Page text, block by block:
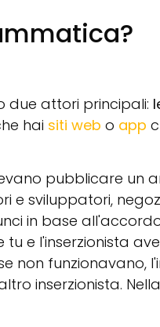
due attori principali:
hai siti web o app
pubblicare un
sviluppatori,
in base
e l'inserzionista
non funzionavano,
inserzionista.